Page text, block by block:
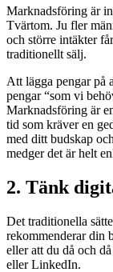
Marknadsföring är
Tvärtom. Ju fler
och större intäkter
traditionellt sälj.
Att lägga pengar på
pengar “som vi
Marknadsföring är
tid som kräver en
med ditt budskap
medger det är helt
2. Tänk
Det traditionella
rekommenderar din
eller att du då och
eller LinkedIn.